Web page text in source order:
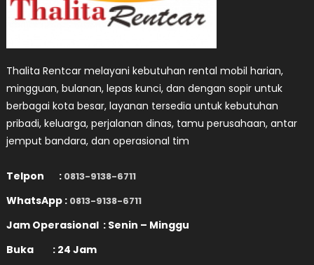
Thalita Rentcar melayani kebutuhan rental mobil harian,
mingguan, bulanan, lepas kunci, dan dengan sopir untuk
berbagai kota besar, layanan tersedia untuk kebutuhan
pribadi, keluarga, perjalanan dinas, tamu perusahaan, antar
jemput bandara, dan operasional tim
Telpon : 0813-9138-6711
WhatsApp : 0813-9138-6711
Jam Operasional : Senin – Minggu
Buka : 24 Jam